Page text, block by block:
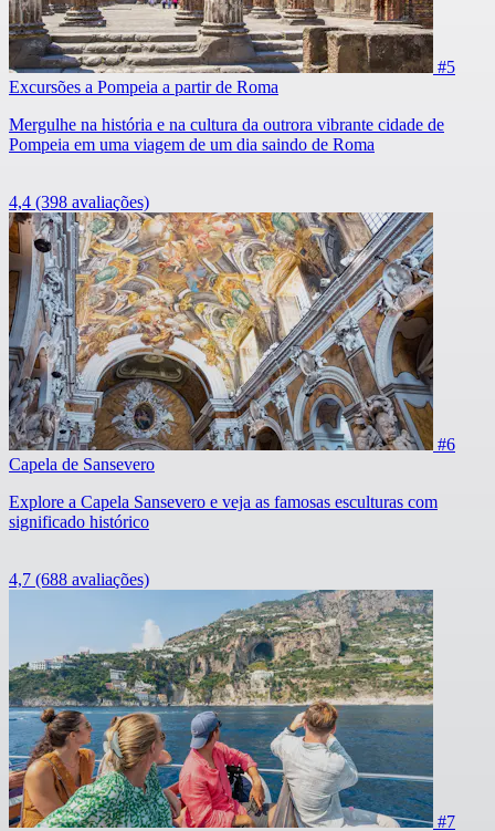
#5
Excursões a Pompeia a partir de Roma
Mergulhe na história e na cultura da outrora vibrante cidade de
Pompeia em uma viagem de um dia saindo de Roma
4,4 (398 avaliações)
#6
Capela de Sansevero
Explore a Capela Sansevero e veja as famosas esculturas com
significado histórico
4,7 (688 avaliações)
#7